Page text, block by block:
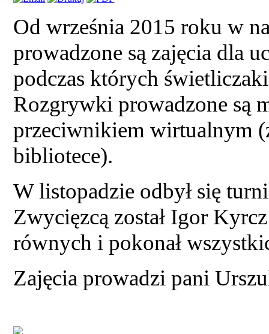
Od września 2015 roku w
prowadzone są zajęcia dla
podczas których
Rozgrywki prowadzone są
przeciwnikiem wirtualnym
bibliotece).
W listopadzie odbył się
Zwycięzcą został Igor
równych i pokonał
Zajęcia prowadzi pani